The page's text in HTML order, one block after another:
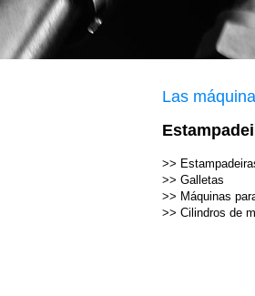
Las
>>
>> Galletas
>> Máquinas
>> Cilindros de